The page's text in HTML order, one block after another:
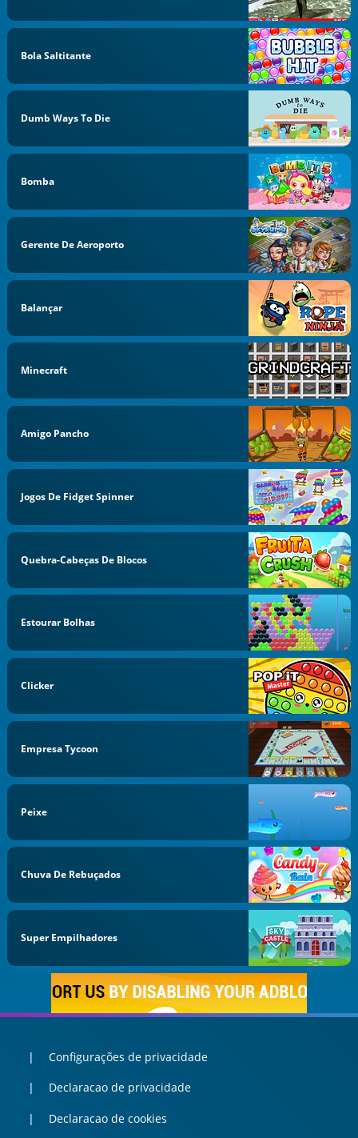
Bola Saltitante
Dumb Ways To Die
Bomba
Gerente De Aeroporto
Balançar
Minecraft
Amigo Pancho
Jogos De Fidget Spinner
Quebra-Cabeças De Blocos
Estourar Bolhas
Clicker
Empresa Tycoon
Peixe
Chuva De Rebuçados
Super Empilhadores
Configurações de privacidade
Declaracao de privacidade
Declaracao de cookies